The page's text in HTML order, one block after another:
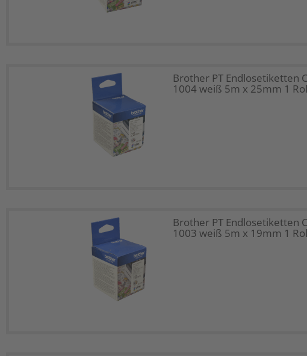
Brother PT Endlosetiketten
1004 weiß 5m x 25mm 1
Brother PT Endlosetiketten
1003 weiß 5m x 19mm 1